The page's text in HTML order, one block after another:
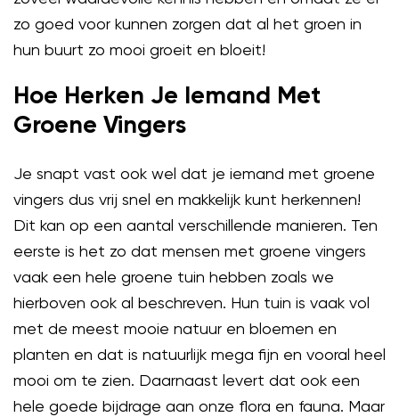
zo goed voor kunnen zorgen dat al het groen in
hun buurt zo mooi groeit en bloeit!
Hoe Herken Je Iemand Met
Groene Vingers
Je snapt vast ook wel dat je iemand met groene
vingers dus vrij snel en makkelijk kunt herkennen!
Dit kan op een aantal verschillende manieren. Ten
eerste is het zo dat mensen met groene vingers
vaak een hele groene tuin hebben zoals we
hierboven ook al beschreven. Hun tuin is vaak vol
met de meest mooie natuur en bloemen en
planten en dat is natuurlijk mega fijn en vooral heel
mooi om te zien. Daarnaast levert dat ook een
hele goede bijdrage aan onze flora en fauna. Maar